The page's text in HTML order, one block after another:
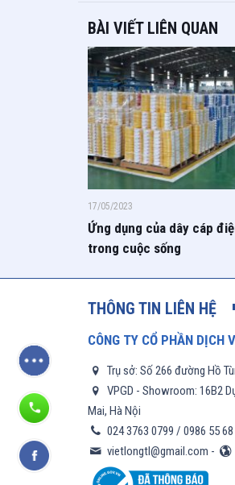
BÀI VIẾT LIÊN QUAN
17/05/2023
Ứng dụng của dây cáp
trong cuộc sống
THÔNG TIN LIÊN HỆ
CÔNG TY CỔ PHẦN DỊCH
Trụ sở: Số 266 đường Hồ
VPGD - Showroom: 16B2
Mai, Hà Nội
024 3763 0799 / 0986 55
vietlongtl@gmail.com -